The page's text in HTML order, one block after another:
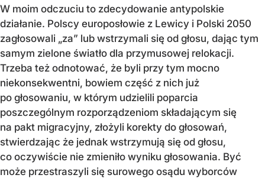
W moim odczuciu to zdecydowanie antypolskie
działanie. Polscy europosłowie z Lewicy i Polski 2050
zagłosowali „za” lub wstrzymali się od głosu, dając tym
samym zielone światło dla przymusowej relokacji.
Trzeba też odnotować, że byli przy tym mocno
niekonsekwentni, bowiem część z nich już
po głosowaniu, w którym udzielili poparcia
poszczególnym rozporządzeniom składającym się
na pakt migracyjny, złożyli korekty do głosowań,
stwierdzając że jednak wstrzymują się od głosu,
co oczywiście nie zmieniło wyniku głosowania. Być
może przestraszyli się surowego osądu wyborców